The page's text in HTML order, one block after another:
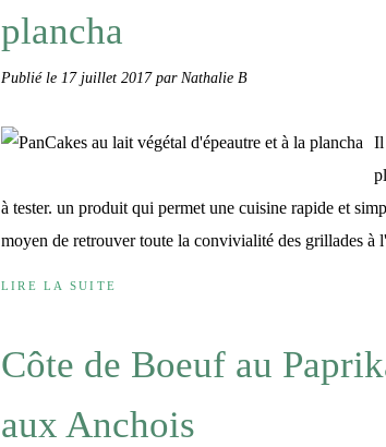
plancha
Publié le 17 juillet 2017par Nathalie B
Il
à tester. un produit qui permet une cuisine rapide et
moyen de retrouver toute la convivialité des grillades à
LIRE LA SUITE
Côte de Boeuf au
aux Anchois